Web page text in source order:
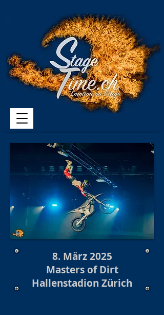
8. März 2025
Masters of Dirt
Hallenstadion Zürich